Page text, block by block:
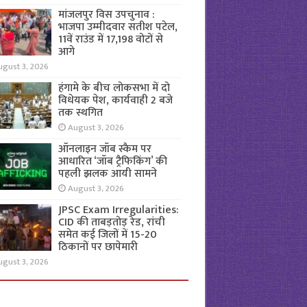
मांजलपुर विस उपचुनाव :
भाजपा उम्मीदवार सतीश पटेल,
11वें राउंड में 17,198 वोटों से
आगे
3, 2026
हंगामे के बीच लोकसभा में दो
विधेयक पेश, कार्यवाही 2 बजे
तक स्थगित
August 3, 2026
ऑनलाइन जॉब स्कैम पर
आधारित ‘जॉब ट्रैफिकिंग’ की
पहली झलक आयी सामने
August 3, 2026
JPSC Exam Irregularities:
CID की ताबड़तोड़ रेड, रांची
समेत कई जिलों में 15-20
ठिकानों पर छापेमारी
3, 2026